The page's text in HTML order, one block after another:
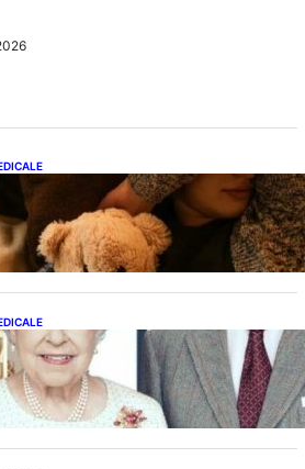
Câte Ore Trebuie Să Dormi
de Vârstă și Impactul Asupra
în Rândul Celebrităților: Lecții
Prințului Philip și a Altora care Au
Punctul de a Împlini 100 de Ani